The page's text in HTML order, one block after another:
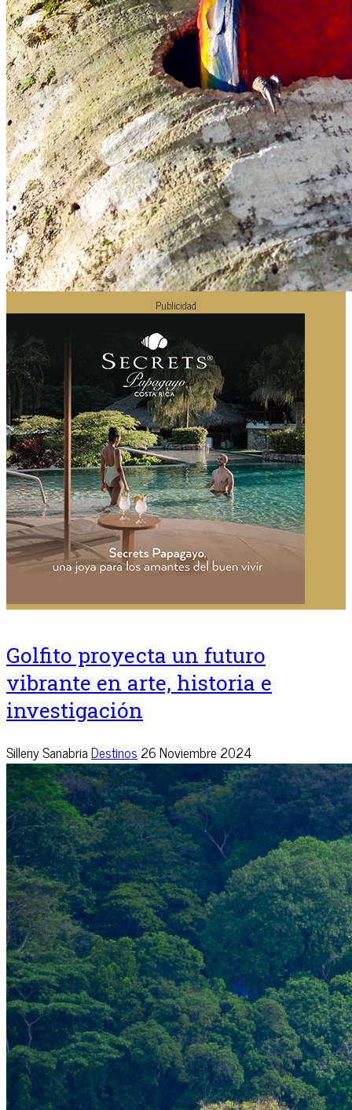
Publicidad
Golfito proyecta un futuro
vibrante en arte, historia e
investigación
Silleny SanabriaDestinos 26 Noviembre 2024